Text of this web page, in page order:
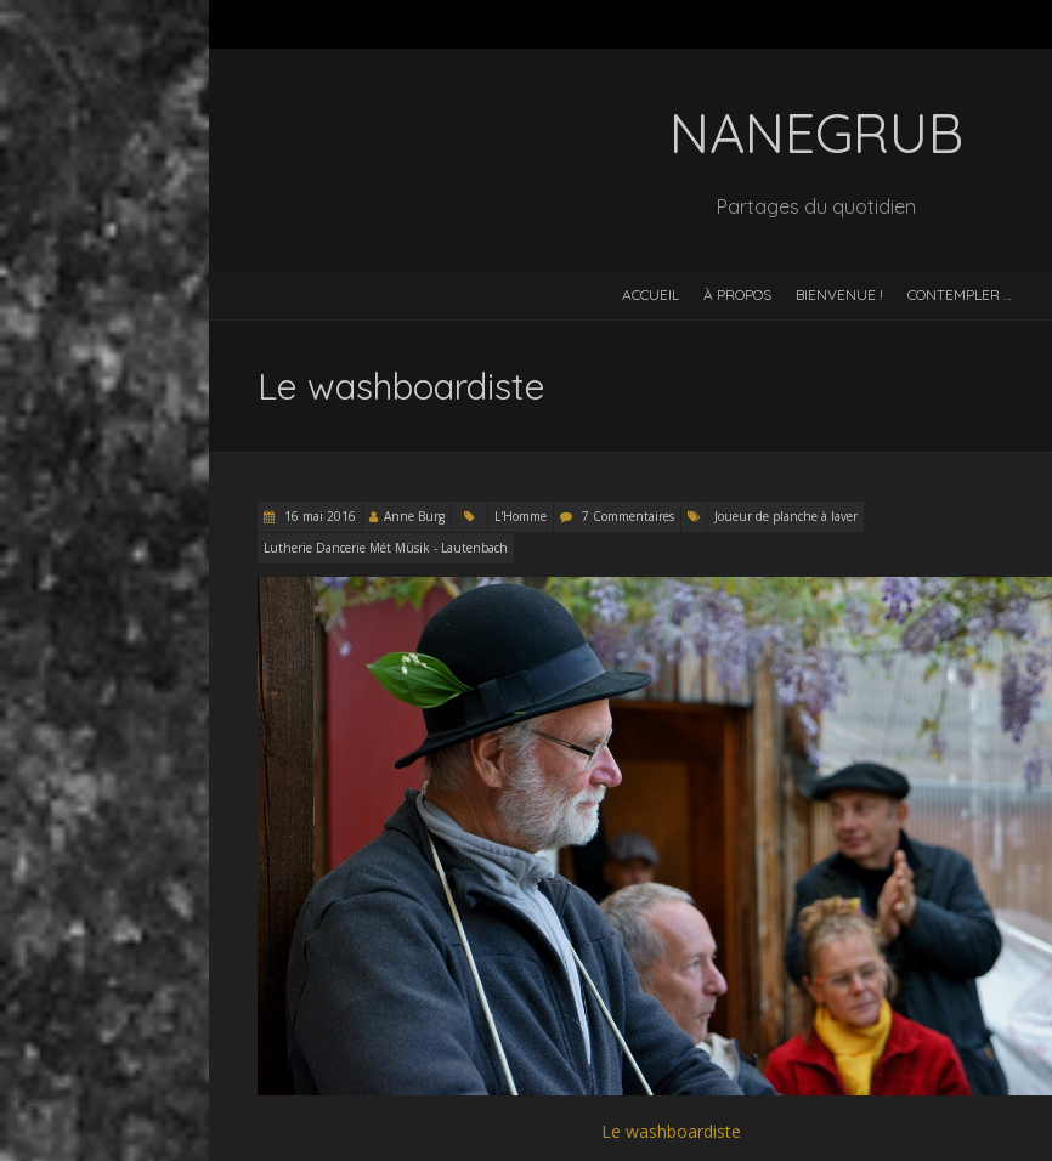
NANEGRUB
Partages du quotidien
ACCUEIL À PROPOS BIENVENUE ! CONTEMPLER …
Le washboardiste
16 mai 2016 Anne Burg L'Homme 7 Commentaires
Joueur de planche à laver
Lutherie Dancerie Mét Müsik - Lautenbach
Le washboardiste